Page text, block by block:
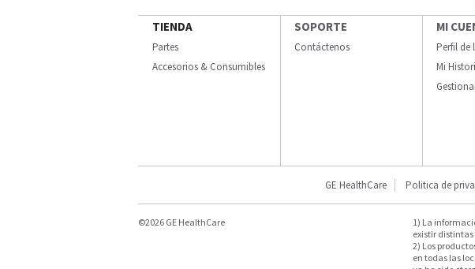
TIENDA
Partes
Accesorios & Consumibles
SOPORTE
Contáctenos
MI
Perfil de
Mi
GE HealthCare Politica de
©2026 GE HealthCare
1) La
existir
2) Los
en todas las